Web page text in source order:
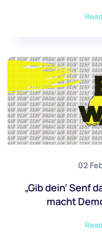
02
„Gib dein’ Senf
macht